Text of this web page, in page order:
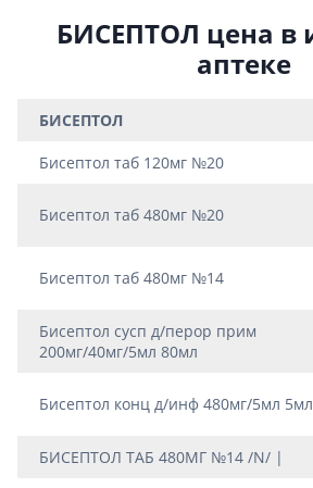
БИСЕПТОЛ цена в
аптеке
БИСЕПТОЛ
Бисептол таб 120мг №20
Бисептол таб 480мг №20
Бисептол таб 480мг №14
Бисептол сусп д/перор прим
200мг/40мг/5мл 80мл
Бисептол конц д/инф 480мг/5мл
БИСЕПТОЛ ТАБ 480МГ №14 /N/ |